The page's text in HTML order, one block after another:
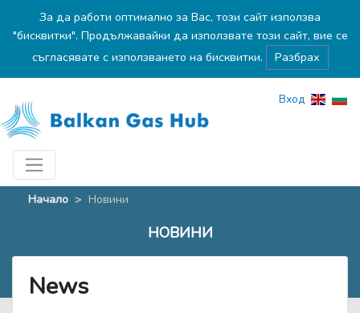
За да работи оптимално за Вас, този сайт използва
"бисквитки". Продължавайки да използвате този сайт, вие се
съгласявате с използването на бисквитки.
Разбрах
Вход
Начало > Новини
НОВИНИ
News